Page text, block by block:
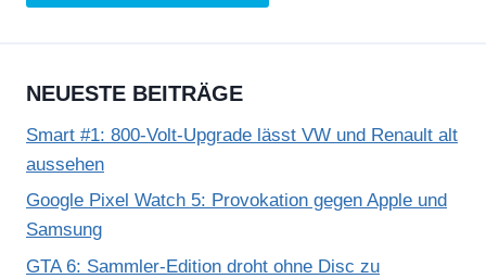
NEUESTE BEITRÄGE
Smart #1: 800-Volt-Upgrade lässt VW und Renault alt
aussehen
Google Pixel Watch 5: Provokation gegen Apple und
Samsung
GTA 6: Sammler-Edition droht ohne Disc zu